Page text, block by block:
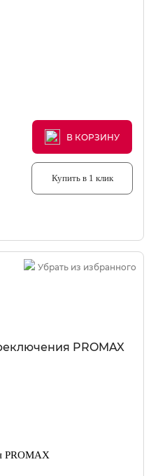
В КОРЗИНУ
В КОРЗИНУ
В КОРЗИНУ
Купить в 1 клик
Убрать из избранного
PROMAX